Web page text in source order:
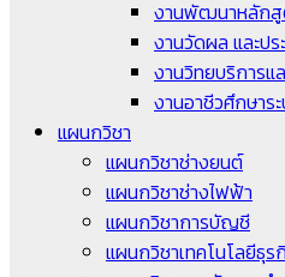
งานพัฒนาหลักสู
งานวัดผล และปร
งานวิทยบริการแ
งานอาชีวศึกษาร
แผนกวิชา
แผนกวิชาช่างยนต์
แผนกวิชาช่างไฟฟ้า
แผนกวิชาการบัญชี
แผนกวิชาเทคโนโลยีธุ